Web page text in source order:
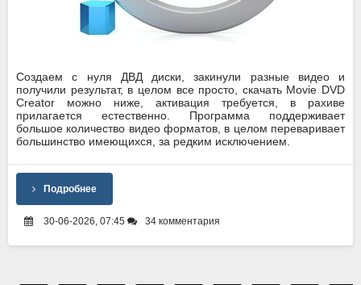
Создаем с нуля ДВД диски, закинули разные видео и
получили результат, в целом все просто, скачать Movie DVD
Creator можно ниже, активация требуется, в рахиве
прилагается естественно. Программа поддерживает
большое количество видео форматов, в целом переваривает
большинство имеющихся, за редким исключением.
Подробнее
30-06-2026, 07:45 34 комментария